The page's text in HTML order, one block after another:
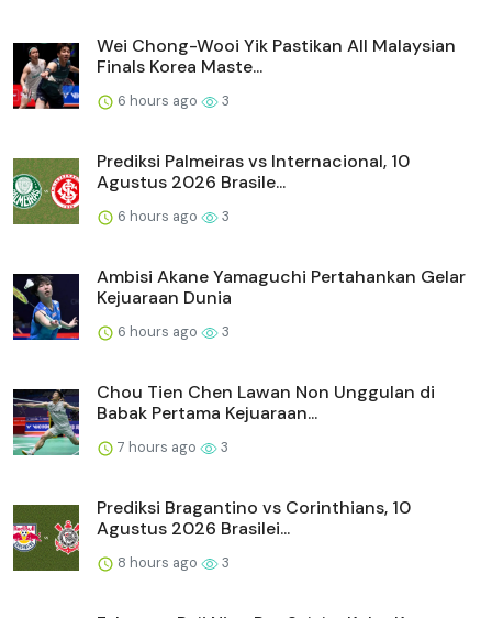
Wei Chong-Wooi Yik Pastikan All Malaysian
Finals Korea Maste...
6 hours ago 3
Prediksi Palmeiras vs Internacional, 10
Agustus 2026 Brasile...
6 hours ago 3
Ambisi Akane Yamaguchi Pertahankan Gelar
Kejuaraan Dunia
6 hours ago 3
Chou Tien Chen Lawan Non Unggulan di
Babak Pertama Kejuaraan...
7 hours ago 3
Prediksi Bragantino vs Corinthians, 10
Agustus 2026 Brasilei...
8 hours ago 3